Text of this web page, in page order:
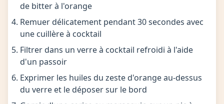
de bitter à l'orange
Remuer délicatement pendant 30 secondes avec
une cuillère à cocktail
Filtrer dans un verre à cocktail refroidi à l'aide
d'un passoir
Exprimer les huiles du zeste d'orange au-dessus
du verre et le déposer sur le bord